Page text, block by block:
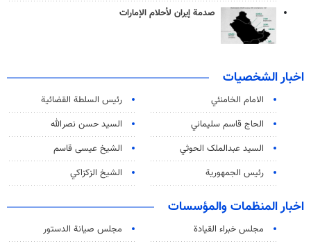
صدمة إيران لأحلام الإمارات
اخبار الشخصيات
الامام الخامنئي
رئیس السلطة القضائیة
الحاج قاسم سليماني
السيد حسن نصرالله
السید عبدالملک الحوثي
الشيخ عيسى قاسم
رئيس الجمهورية
الشيخ الزكزاكي
اخبار المنظمات والمؤسسات
مجلس خبراء القيادة
مجلس صيانة الدستور